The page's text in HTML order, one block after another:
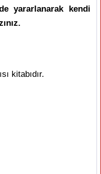
yararlanarak kendi
kitabıdır.